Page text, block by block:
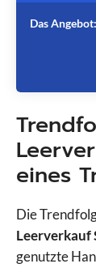
Das Angebot:
eines
Die
Leerverkauf
genutzte